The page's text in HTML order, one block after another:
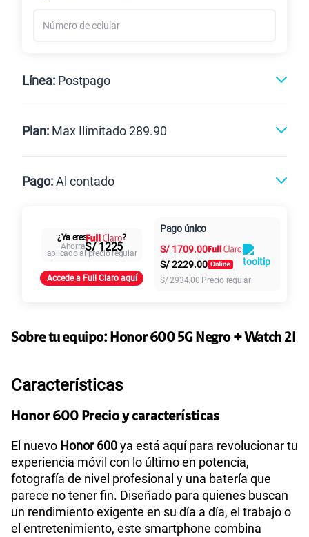
Línea: Postpago
Postpago
Plan: Max Ilimitado 289.90
Paga solo
125GBen alta velocidad
79.90
155 GBen alta velocidad
110GBen alta velocidad
Paga solo
Paga solo
175GBen alta velocidad
S/159.90
Paga solo
185GB en alta velocidad
S/ 189.90
Pago:Al contado
Al contado Cuotas Claro
intereses
¿Ya eres
?
AhorraS/ 1225
aplicado al precio regular
Accede a Full Claro aquí
Pago único
S/ 1709.00
S/2229.00
S/2934.00 Precio regular
Sobre tu equipo: Honor 600 5G Negro + Watch 2I
Características
Honor 600 Precio y características
El nuevo Honor 600ya está aquí para revolucionar tu
experiencia móvil con lo último en potencia,
fotografía de nivel profesional y una batería que
parece no tener fin. Diseñado para quienes buscan
un rendimiento exigente en su día a día, el trabajo o
el entretenimiento, este smartphone combina